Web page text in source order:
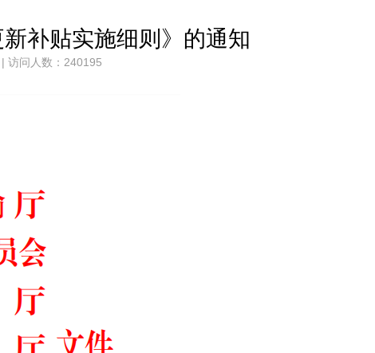
补贴实施细则》的通知
访问人数：240195